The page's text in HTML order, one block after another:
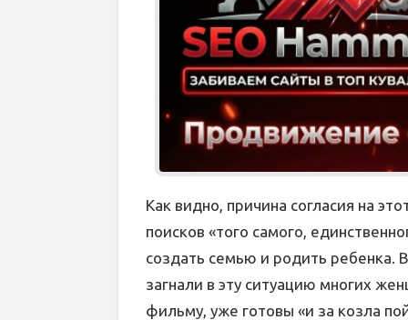
Как видно, причина согласия на
поисков «того самого,
создать семью и родить ребенка.
загнали в эту ситуацию многих
фильму, уже готовы «и за козла